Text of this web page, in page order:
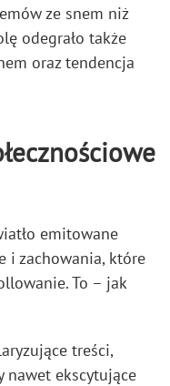
ze snem niż
odegrało także
oraz tendencja
emitowane
i zachowania, które
To – jak
treści,
nawet ekscytujące